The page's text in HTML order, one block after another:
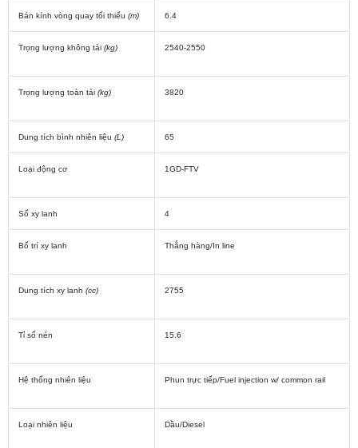
Bán kính vòng quay tối thiểu (m) 6.4
Trọng lượng không tải (kg) 2540-2550
Trọng lượng toàn tải (kg) 3820
Dung tích bình nhiên liệu (L) 65
Loại động cơ 1GD-FTV
Số xy lanh 4
Bố trí xy lanh Thẳng hàng/In line
Dung tích xy lanh (cc) 2755
Tỉ số nén 15.6
Hệ thống nhiên liệu Phun trực tiếp/Fuel injection w/ common rail
Loại nhiên liệu Dầu/Diesel